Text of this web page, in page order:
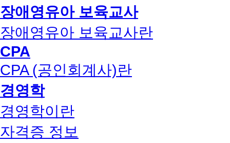
장애영유아 보육교사
장애영유아 보육교사란
CPA
CPA (공인회계사)란
경영학
경영학이란
자격증 정보